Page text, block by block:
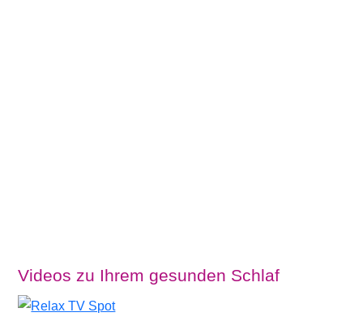
Videos zu Ihrem gesunden Schlaf